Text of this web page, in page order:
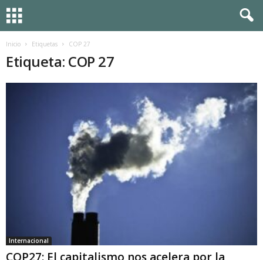
Inicio Etiquetas COP 27
Etiqueta: COP 27
Internacional
COP27: El capitalismo nos acelera por la